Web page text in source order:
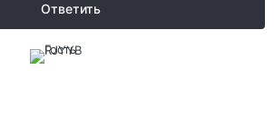
Ответить